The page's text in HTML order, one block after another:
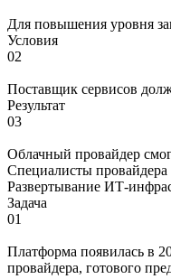
Для повышения уровня
Условия
02
Поставщик сервисов
Результат
03
Облачный провайдер
Специалисты
Развертывание ИТ-
Задача
01
Платформа появилась в
провайдера, готового